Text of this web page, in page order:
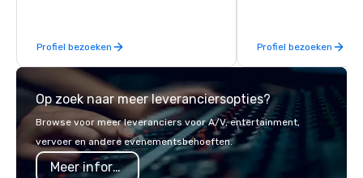
Our Nation’s Capital.
Profiel bezoeken Profiel bezoeken
Op zoek naar meer leveranciersopties?
Browse voor meer leveranciers voor A/V, entertainment,
vervoer en andere evenementsbehoeften.
Meer informatie